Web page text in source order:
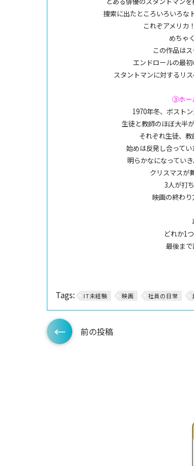
捜索に出たところいろいろな
これぞアメリカ
めちゃ
この作品は
エンドロールの最
スタントマンに対するリ
③ホー
1970年冬、ボスト
生徒と教師のほぼ大半
それぞれ生徒、
始めは反発し合って
明らかなになってい
クリスマスが
3人が打
映画の終わり
どれか1
最後ま
Tags: IT未経験 映画 社員の日常
前の投稿